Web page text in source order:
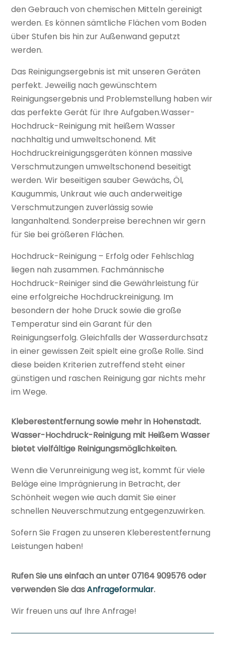
den Gebrauch von chemischen Mitteln gereinigt
werden. Es können sämtliche Flächen vom Boden
über Stufen bis hin zur Außenwand geputzt
werden.
Das Reinigungsergebnis ist mit unseren Geräten
perfekt. Jeweilig nach gewünschtem
Reinigungsergebnis und Problemstellung haben wir
das perfekte Gerät für Ihre Aufgaben.Wasser-
Hochdruck-Reinigung mit heißem Wasser
nachhaltig und umweltschonend. Mit
Hochdruckreinigungsgeräten können massive
Verschmutzungen umweltschonend beseitigt
werden. Wir beseitigen sauber Gewächs, Öl,
Kaugummis, Unkraut wie auch anderweitige
Verschmutzungen zuverlässig sowie
langanhaltend. Sonderpreise berechnen wir gern
für Sie bei größeren Flächen.
Hochdruck-Reinigung – Erfolg oder Fehlschlag
liegen nah zusammen. Fachmännische
Hochdruck-Reiniger sind die Gewährleistung für
eine erfolgreiche Hochdruckreinigung. Im
besondern der hohe Druck sowie die große
Temperatur sind ein Garant für den
Reinigungserfolg. Gleichfalls der Wasserdurchsatz
in einer gewissen Zeit spielt eine große Rolle. Sind
diese beiden Kriterien zutreffend steht einer
günstigen und raschen Reinigung gar nichts mehr
im Wege.
Kleberestentfernung sowie mehr in Hohenstadt.
Wasser-Hochdruck-Reinigung mit Heißem Wasser
bietet vielfältige Reinigungsmöglichkeiten.
Wenn die Verunreinigung weg ist, kommt für viele
Beläge eine Imprägnierung in Betracht, der
Schönheit wegen wie auch damit Sie einer
schnellen Neuverschmutzung entgegenzuwirken.
Sofern Sie Fragen zu unseren Kleberestentfernung
Leistungen haben!
Rufen Sie uns einfach an unter 07164 909576 oder
verwenden Sie dasAnfrageformular.
Wir freuen uns auf Ihre Anfrage!